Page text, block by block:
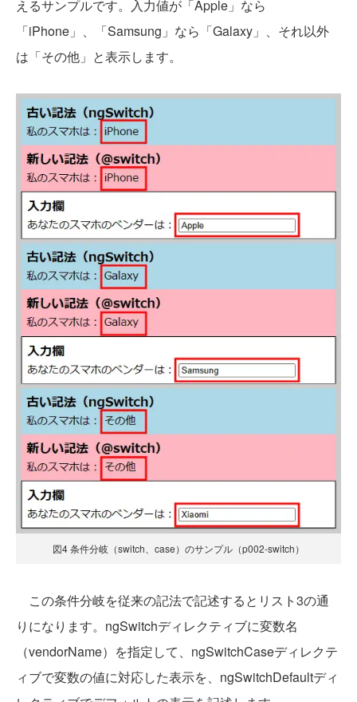
えるサンプルです。入力値が「Apple」なら
「iPhone」、「Samsung」なら「Galaxy」、それ以外
は「その他」と表示します。
図4 条件分岐（switch、case）のサンプル（p002-switch）
この条件分岐を従来の記法で記述するとリスト3の通
りになります。ngSwitchディレクティブに変数名
（vendorName）を指定して、ngSwitchCaseディレクテ
ィブで変数の値に対応した表示を、ngSwitchDefaultディ